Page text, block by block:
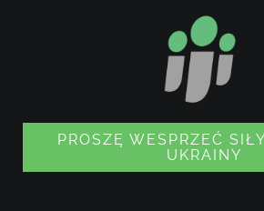
PROSZĘ WESPRZEĆ
UKRAINY